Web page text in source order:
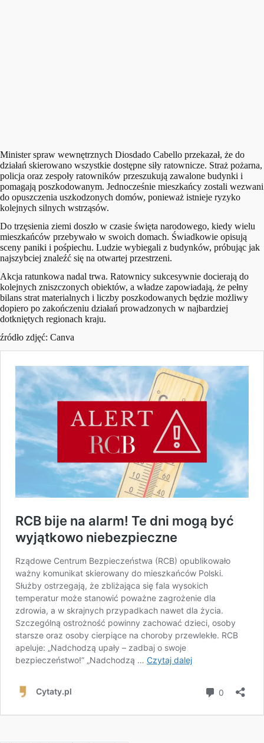
Minister spraw wewnętrznych Diosdado Cabello przekazał, że do
działań skierowano wszystkie dostępne siły ratownicze. Straż pożarna,
policja oraz zespoły ratowników przeszukują zawalone budynki i
pomagają poszkodowanym. Jednocześnie mieszkańcy zostali wezwani
do opuszczenia uszkodzonych domów, ponieważ istnieje ryzyko
kolejnych silnych wstrząsów.
Do trzęsienia ziemi doszło w czasie święta narodowego, kiedy wielu
mieszkańców przebywało w swoich domach. Świadkowie opisują
sceny paniki i pośpiechu. Ludzie wybiegali z budynków, próbując jak
najszybciej znaleźć się na otwartej przestrzeni.
Akcja ratunkowa nadal trwa. Ratownicy sukcesywnie docierają do
kolejnych zniszczonych obiektów, a władze zapowiadają, że pełny
bilans strat materialnych i liczby poszkodowanych będzie możliwy
dopiero po zakończeniu działań prowadzonych w najbardziej
dotkniętych regionach kraju.
źródło zdjęć: Canva